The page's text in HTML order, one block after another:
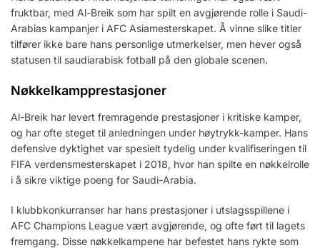
fruktbar, med Al-Breik som har spilt en avgjørende rolle i Saudi-
Arabias kampanjer i AFC Asiamesterskapet. Å vinne slike titler
tilfører ikke bare hans personlige utmerkelser, men hever også
statusen til saudiarabisk fotball på den globale scenen.
Nøkkelkampprestasjoner
Al-Breik har levert fremragende prestasjoner i kritiske kamper,
og har ofte steget til anledningen under høytrykk-kamper. Hans
defensive dyktighet var spesielt tydelig under kvalifiseringen til
FIFA verdensmesterskapet i 2018, hvor han spilte en nøkkelrolle
i å sikre viktige poeng for Saudi-Arabia.
I klubbkonkurranser har hans prestasjoner i utslagsspillene i
AFC Champions League vært avgjørende, og ofte ført til lagets
fremgang. Disse nøkkelkampene har befestet hans rykte som